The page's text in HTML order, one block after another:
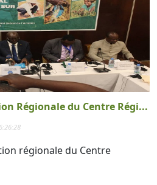
Régionale du Centre Régi...
régionale du Centre